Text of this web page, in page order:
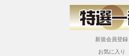
新規会員登録
お気に入り